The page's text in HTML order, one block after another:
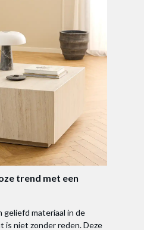
trend met een
geliefd materiaal in de
is niet zonder reden. Deze